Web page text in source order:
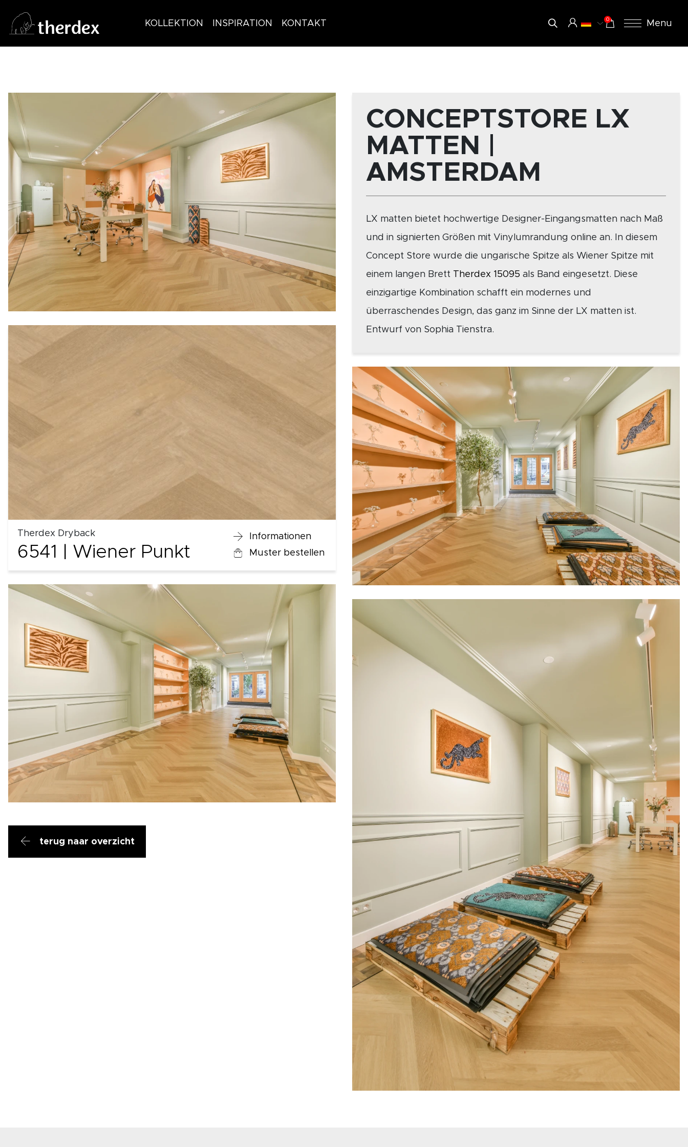
KOLLEKTION INSPIRATION KONTAKT 0 Menu
CONCEPTSTORE LX
MATTEN |
AMSTERDAM
LX matten bietet hochwertige Designer-Eingangsmatten nach Maß
und in signierten Größen mit Vinylumrandung online an. In diesem
Concept Store wurde die ungarische Spitze als Wiener Spitze mit
einem langen Brett Therdex 15095 als Band eingesetzt. Diese
einzigartige Kombination schafft ein modernes und
überraschendes Design, das ganz im Sinne der LX matten ist.
Entwurf von Sophia Tienstra.
Therdex Dryback
6541 | Wiener Punkt
Informationen
Muster bestellen
terug naar overzicht